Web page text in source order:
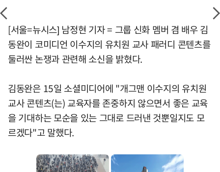
[서울=뉴시스] 남정현 기자 = 그룹 신화 멤버 겸 배우 김
동완이 코미디언 이수지의 유치원 교사 패러디 콘텐츠를
둘러싼 논쟁과 관련해 소신을 밝혔다.
김동완은 15일 소셜미디어에 "개그맨 이수지의 유치원
교사 콘텐츠(는) 교육자를 존중하지 않으면서 좋은 교육
을 기대하는 모순을 있는 그대로 드러낸 것뿐일지도 모
르겠다"고 말했다.